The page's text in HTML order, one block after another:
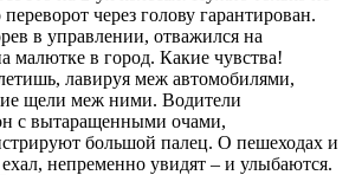
переворот через голову гарантирован.
в управлении, отважился на
малютке в город. Какие чувства!
лавируя меж автомобилями,
щели меж ними. Водители
с вытаращенными очами,
большой палец. О пешеходах и
непременно увидят – и улыбаются.